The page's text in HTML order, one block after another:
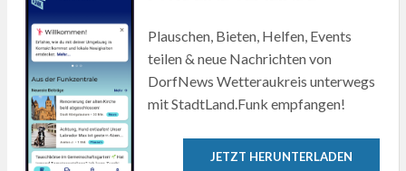
Plauschen, Bieten, Helfen, Events
teilen & neue Nachrichten von
DorfNews Wetteraukreis unterwegs
mit StadtLand.Funk empfangen!
JETZT HERUNTERLADEN